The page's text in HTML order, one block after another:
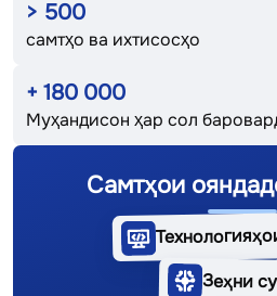
> 500
самтҳо ва ихтисосҳо
+ 180 000
Муҳандисон ҳар сол
Самтҳои
Зеҳни